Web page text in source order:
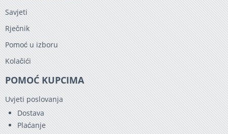
Savjeti
Rječnik
Pomoć u izboru
Kolačići
POMOĆ KUPCIMA
Uvjeti poslovanja
Dostava
Plaćanje